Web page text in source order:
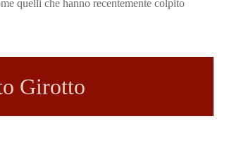
quelli che hanno recentemente colpito
Girotto